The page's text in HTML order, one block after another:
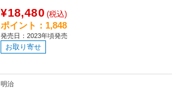
¥18,480 (税込)
ポイント：1,848
発売日：2023年頃発売
お取り寄せ
明治